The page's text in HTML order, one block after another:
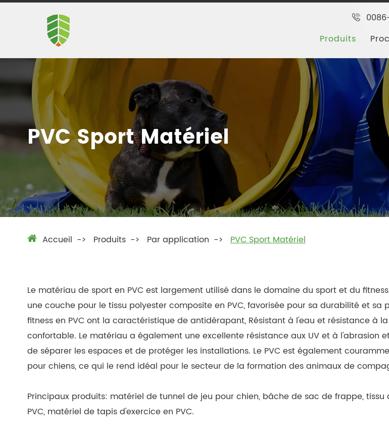
Produits
PVC Sport Matériel
Accueil Produits Par application PVC Sport Matériel
Le matériau de sport en PVC est largement utilisé dans le domaine du sport et du
une couche pour le tissu polyester composite en PVC, favorisée pour sa durabilité et
fitness en PVC ont la caractéristique de antidérapant, Résistant à l'eau et résistance à
confortable. Le matériau a également une excellente résistance aux UV et à
de séparer les espaces et de protéger les installations. Le PVC est également
pour chiens, ce qui le rend idéal pour le secteur de la formation des animaux de
Principaux produits: matériel de tunnel de jeu pour chien, bâche de sac de frappe,
PVC, matériel de tapis d'exercice en PVC.